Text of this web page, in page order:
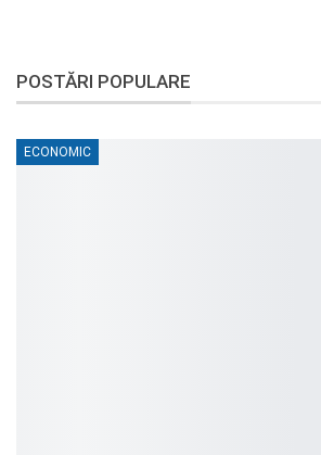
POSTĂRI POPULARE
ECONOMIC